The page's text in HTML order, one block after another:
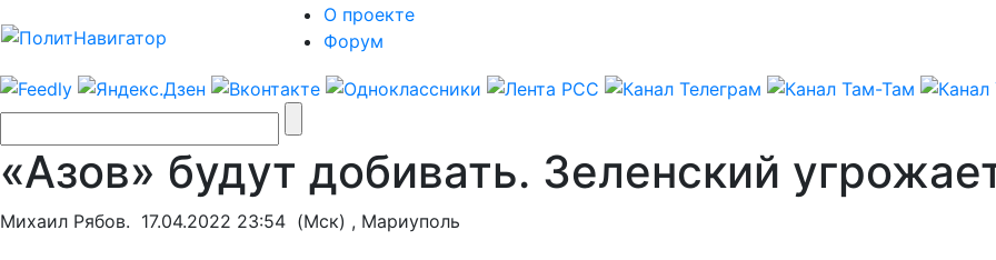
О проекте
Форум
«Азов» будут добивать. Зеленский
Михаил Рябов. 17.04.2022 23:54 (Мск) , Мариуполь